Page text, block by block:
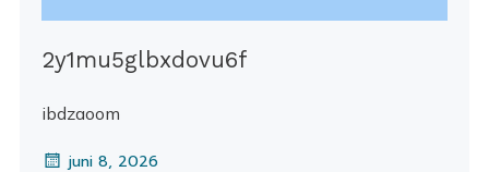
2y1mu5glbxdovu6f
ibdzaoom
juni 8, 2026